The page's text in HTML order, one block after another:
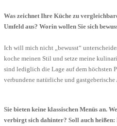
Was zeichnet Ihre Küche zu
Umfeld aus? Worin wollen Sie sich
Ich will mich nicht „bewusst“
koche meinen Stil und setze meine
sind lediglich die Lage auf dem höchsten
verbundene natürliche und gastgeberische
Sie bieten keine klassischen Menüs an.
verbirgt sich dahinter? Soll auch heißen: